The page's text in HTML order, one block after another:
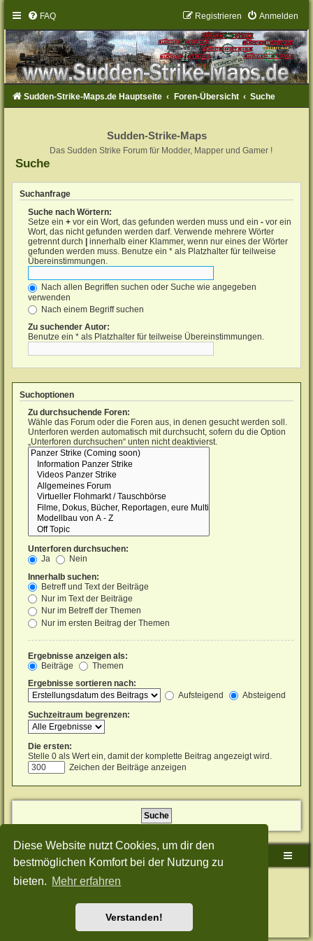
Diese Website nutzt Cookies, um dir den
bestmöglichen Komfort bei der Nutzung zu
bieten. Mehr erfahren
Verstanden!
FAQ Anmelden
Registrieren
Sudden-Strike-Maps.de Hauptseite Foren-Übersicht Suche
Sudden-Strike-Maps
Das Sudden Strike Forum für Modder, Mapper und Gamer !
Suche
Suchanfrage
Suche nach Wörtern:
Setze ein+ vor ein Wort, das gefunden werden muss und ein- vor ein
Wort, das nicht gefunden werden darf. Verwende mehrere Wörter
getrennt durch
innerhalb einer Klammer, wenn nur eines der Wörter
gefunden werden muss. Benutze ein * als Platzhalter für teilweise
Übereinstimmungen.
Nach allen Begriffen suchen oder Suche wie angegeben
verwenden
Nach einem Begriff suchen
Zu suchender Autor:
Benutze ein * als Platzhalter für teilweise Übereinstimmungen.
Suchoptionen
Zu durchsuchende Foren:
Wähle das Forum oder die Foren aus, in denen gesucht werden soll.
Unterforen werden automatisch mit durchsucht, sofern du die Option
„Unterforen durchsuchen“ unten nicht deaktivierst.
Unterforen durchsuchen:
Ja
Nein
Innerhalb suchen:
Betreff und Text der Beiträge
Nur im Text der Beiträge
Nur im Betreff der Themen
Nur im ersten Beitrag der Themen
Ergebnisse anzeigen als:
Beiträge
Themen
Ergebnisse sortieren nach:
Aufsteigend
Absteigend
Suchzeitraum begrenzen:
Die ersten:
Stelle 0 als Wert ein, damit der komplette Beitrag angezeigt wird.
Zeichen der Beiträge anzeigen
Sudden-Strike-Maps.de Hauptseite Foren-Übersicht
Powered byphpBB® Forum Software © phpBB Limited
Style: Green-Style-Split by Joyce&LunaphpBB-Style-Design
Nutzungsbedingungen